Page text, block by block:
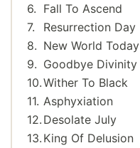
6. Fall To Ascend
7.
Resurrection Day
8. New World Today
9. Goodbye Divinity
10.Wither To Black
11. Asphyxiation
12. Desolate July
13. King Of Delusion